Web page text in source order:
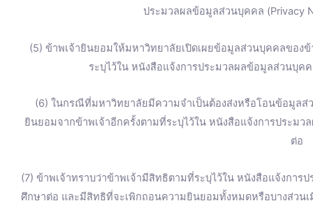
ประมวลผลข้อมูลส่วนบุคคล (Privacy
(5) ข้าพเจ้ายินยอมให้มหาวิทยาลัยเปิดเผยข้อมูลส่วนบุคคลของ
ระบุไว้ใน หนังสือแจ้งการประมวลผลข้อมูลส่วนบุค
(6) ในกรณีที่มหาวิทยาลัยมีความจำเป็นต้องส่งหรือโอนข้อมูล
ยินยอมจากข้าพเจ้าอีกครั้งตามที่ระบุไว้ใน หนังสือแจ้งการประม
ต่อ
(7) ข้าพเจ้าทราบว่าข้าพเจ้ามีสิทธิตามที่ระบุไว้ใน หนังสือแจ้งกา
ศึกษาต่อ และมีสิทธิที่จะเพิกถอนความยินยอมทั้งหมดหรือบางส่วน